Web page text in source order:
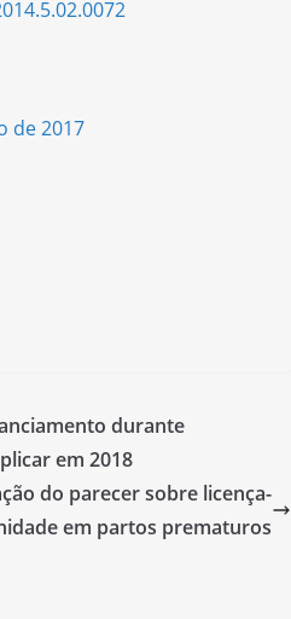
de 2017
durante
em 2018
do parecer sobre licença-
em partos prematuros